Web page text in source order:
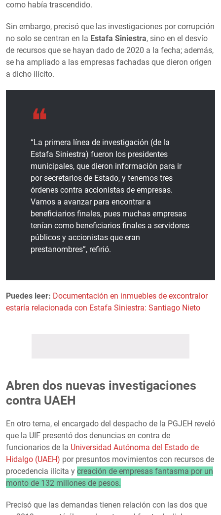
como había trascendido.
Sin embargo, precisó que las investigaciones por corrupción
no solo se centran en la Estafa Siniestra, sino en el desvío
de recursos que se hayan dado de 2020 a la fecha; además,
se ha ampliado a las empresas fachadas que dieron origen
a dicho ilícito.
“La primera línea de investigación (de la
Estafa Siniestra) fueron los presidentes
municipales, que dieron información para ir
por secretarios de Estado, y tenemos tres
órdenes contra accionistas de empresas.
Vamos a avanzar para encontrar a
beneficiarios finales, pues muchas empresas
tenían como beneficiarios finales a servidores
públicos y accionistas que eran
prestanombres”, refirió.
Puedes leer: Documentación en inmuebles de excontralor
estaría relacionada con Estafa Siniestra: Santiago Nieto
Abren dos nuevas investigaciones
contra UAEH
En otro tema, el encargado del despacho de la PGJEH reveló
que la UIF presentó dos denuncias en contra de
funcionarios de la Universidad Autónoma del Estado de
Hidalgo (UAEH) por presuntos movimientos con recursos de
procedencia ilícita y creación de empresas fantasma por un
monto de 132 millones de pesos.
Precisó que las demandas tienen relación con las dos que